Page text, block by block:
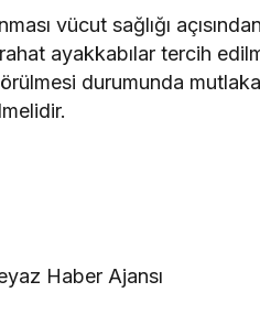
vücut sağlığı
ayakkabılar tercih
durumunda
Haber Ajansı